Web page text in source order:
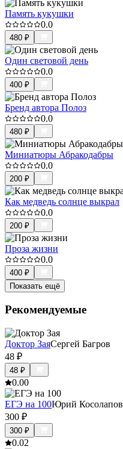
Память кукушки
0.0
480 ₽
Один световой день
0.0
400 ₽
Бренд автора Полоз
0.0
480 ₽
Миниатюры Абракодабры
0.0
200 ₽
Как медведь солнце выкрал
0.0
200 ₽
Проза жизни
0.0
400 ₽
Показать ещё
Рекомендуемые
Доктор ЗаяСергей Багров
48 ₽
48 ₽
0.00
ЕГЭ на 100Юрий Косолапов
300 ₽
300 ₽
0.02